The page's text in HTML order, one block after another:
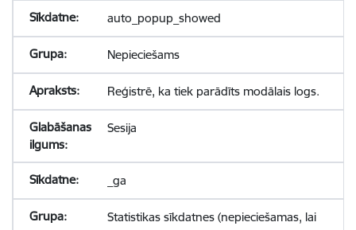
auto_popup_showed
Nepieciešams
Reģistrē, ka tiek parādīts modālais logs.
Sesija
_ga
Statistikas sīkdatnes (nepieciešamas, lai